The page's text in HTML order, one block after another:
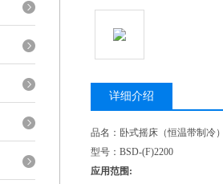
详细介绍
品名：卧式摇床（恒温带制冷
型号：BSD-(F)2200
应用范围: